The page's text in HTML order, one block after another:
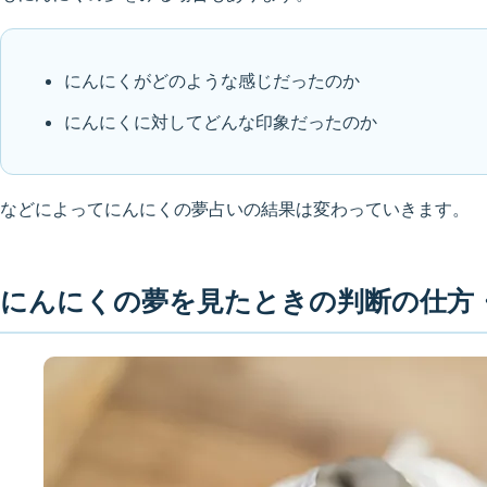
にんにくがどのような感じだったのか
にんにくに対してどんな印象だったのか
などによってにんにくの夢占いの結果は変わっていきます。
にんにくの夢を見たときの判断の仕方